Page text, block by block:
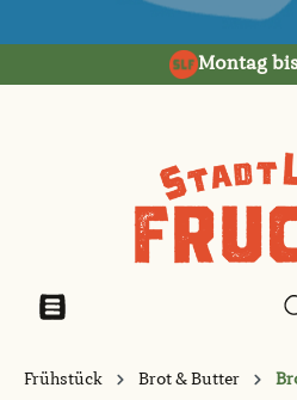
Montag
Frühstück Brot & Butter